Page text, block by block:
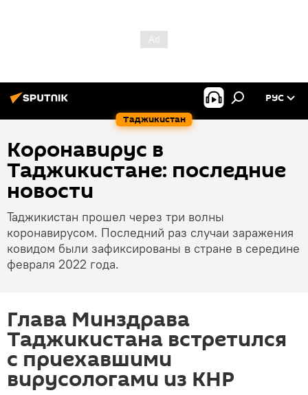
Таджикистан
РУС
Коронавирус в
Таджикистане: последние
новости
Таджикистан прошел через три волны
коронавирусом. Последний раз случаи заражения
ковидом были зафиксированы в стране в середине
февраля 2022 года.
Глава Минздрава
Таджикистана встретился
с приехавшими
вирусологами из КНР